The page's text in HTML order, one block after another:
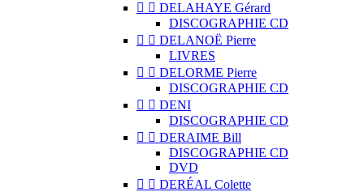
  DELAHAYE Gérard
DISCOGRAPHIE CD
  DELANOË Pierre
LIVRES
  DELORME Pierre
DISCOGRAPHIE CD
  DENI
DISCOGRAPHIE CD
  DERAIME Bill
DISCOGRAPHIE CD
DVD
  DERÉAL Colette